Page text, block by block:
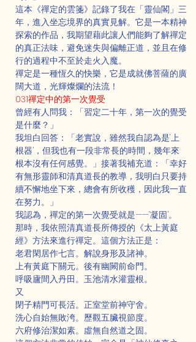
這本《禪定的雲箋》記錄了我在「靈仙閣」三
年，進入坐忘境界的真實見解。它是一本精神
探索的作品，我期望藉此讓人們能夠了解禪定
的真正法味，避免迷失與偏離正道，並且在修
行的過程中不至於走火入魔。
禪定是一種恆久的快樂，它是成就佛菩薩的廣
闊大道，光輝燦爛的法流！
031禪定中的第一次覺受
曾經有人問我：「習定二十年，第一次的覺受
是什麼？」
我坦白回答：「老實說，雖然我自認為是‘上
根器’，但我也有一段非常長的時間，幾年來
根本沒有任何感覺。」接著我補充道：「幸好
有無形靈師和清真道長的教導，我明白只要持
續不懈地坐下來，總會有所收穫，因此我一直
在努力。」
我認為，禪定的第一次覺受就是——‘凝固’。
那時，我依照清真道長所傳授的《太上黃庭
經》方法來進行禪定。這個方法正是：
老君閑居作七言。解說身形及諸神。
上有黃庭下關元。後有幽闕前命門。
呼吸廬間入丹田。玉池清水灌靈根。
又
閉子精門可長活。正室堂前神守舍。
洗心自始無敗洿。歷觀五臟視節度。
六府修治潔如素。虛無自然道之固。